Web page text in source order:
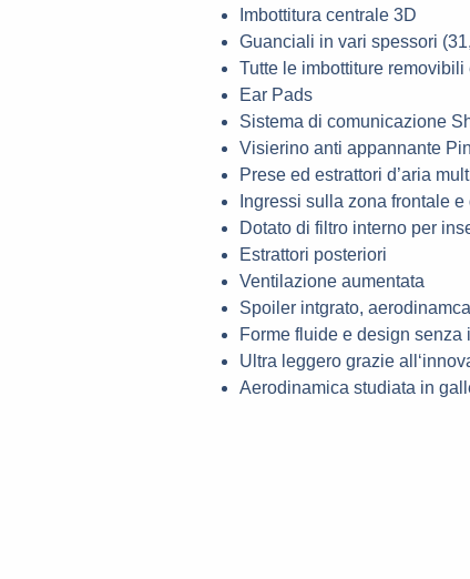
Imbottitura centrale 3D
Guanciali in vari spessori
Tutte le imbottiture removibili
Ear Pads
Sistema di comunicazione
Visierino anti appannante
Prese ed estrattori d’aria
Ingressi sulla zona frontale
Dotato di filtro interno per
Estrattori posteriori
Ventilazione aumentata
Spoiler intgrato,
Forme fluide e design senza
Ultra leggero grazie
Aerodinamica studiata in